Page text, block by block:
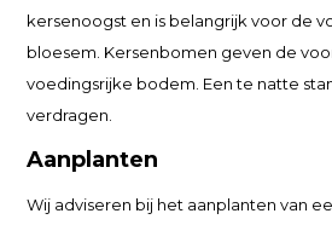
kersenoogst en is belangrijk voor de
bloesem. Kersenbomen geven de
voedingsrijke bodem. Een te natte
verdragen.
Aanplanten
Wij adviseren bij het aanplanten van